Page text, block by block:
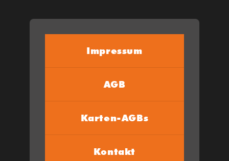
Impressum
AGB
Karten-AGBs
Kontakt